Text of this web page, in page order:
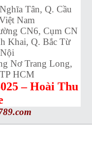
Tân, Q. Cầu
Nam
CN6, Cụm CN
Khai, Q. Bắc Từ
Nơ Trang Long,
HCM
– Hoài Thu